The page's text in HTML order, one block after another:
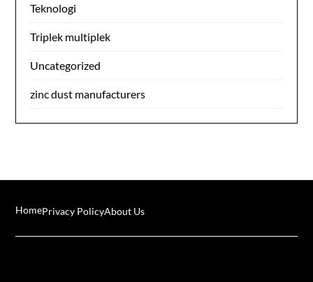
Teknologi
Triplek multiplek
Uncategorized
zinc dust manufacturers
HomePrivacy PolicyAbout Us